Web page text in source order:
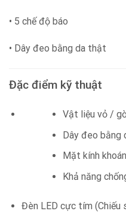
• 5 chế độ báo
• Dây đeo bằng da thật
Đặc điểm kỹ thuật
Vật liệu vỏ /
Dây đeo bằng
Mặt kính
Khả năng
Đèn LED cực tím (Chiếu